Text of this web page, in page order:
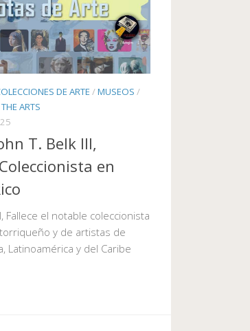
DE ARTE /MUSEOS /
ARTS
T. Belk III,
en
Fallece el notable coleccionista
y de artistas de
Latinoamérica y del Caribe